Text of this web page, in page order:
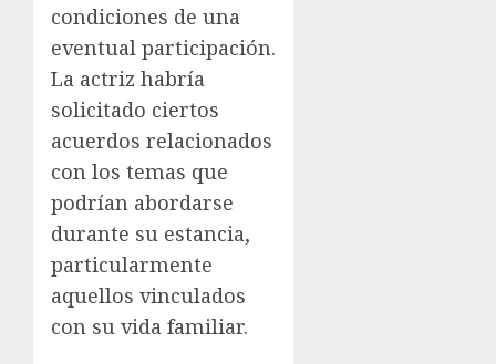
condiciones de una
eventual participación.
La actriz habría
solicitado ciertos
acuerdos relacionados
con los temas que
podrían abordarse
durante su estancia,
particularmente
aquellos vinculados
con su vida familiar.